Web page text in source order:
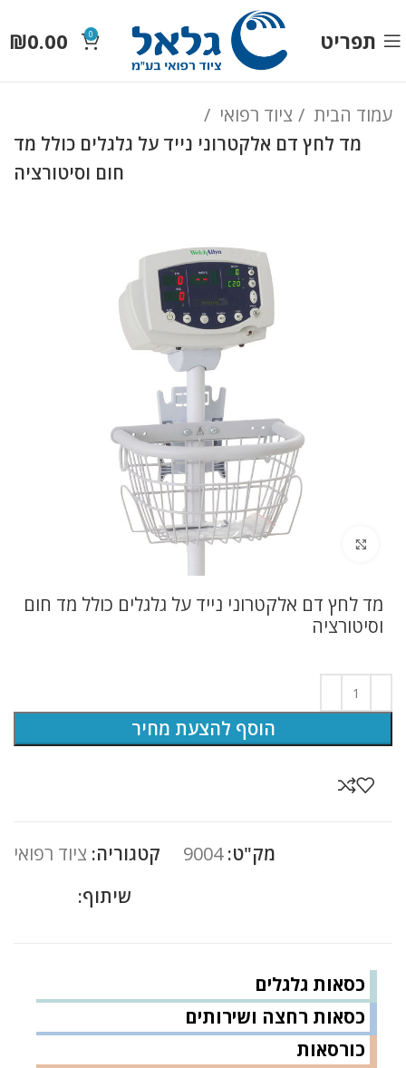
תפריט 0
₪0.00
עמוד הבית
ציוד רפואי
מד לחץ דם אלקטרוני נייד על גלגלים כולל מד
חום וסיטורציה
כסאות גלגלים
כסאות רחצה ושירותים
כורסאות
לחץ להגדלה
מד לחץ דם אלקטרוני נייד על גלגלים כולל מד חום
וסיטורציה
הוסף להצעת מחיר
מק"ט:9004 קטגוריה: ציוד רפואי
שיתוף: